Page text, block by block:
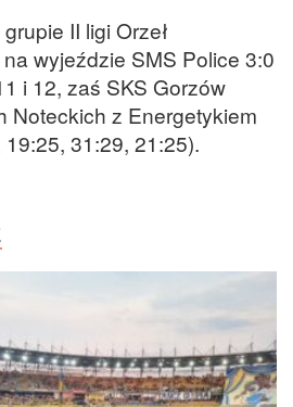
II ligi Orzeł
wyjeździe SMS Police 3:0
i 12, zaś SKS Gorzów
Noteckich z Energetykiem
31:29, 21:25).